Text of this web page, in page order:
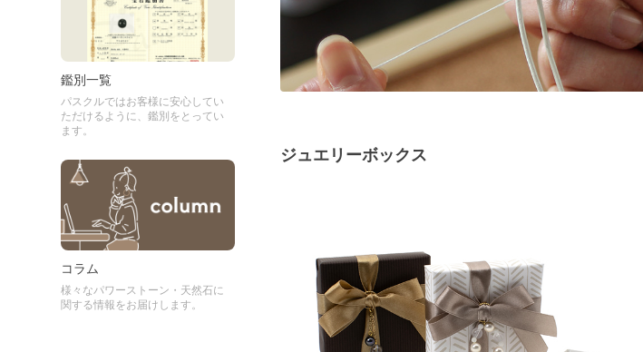
鑑別一覧
パスクルではお客様に安心してい
ただけるように、鑑別をとってい
ます。
コラム
様々なパワーストーン・天然石に
関する情報をお届けします。
ジュエリーボックス